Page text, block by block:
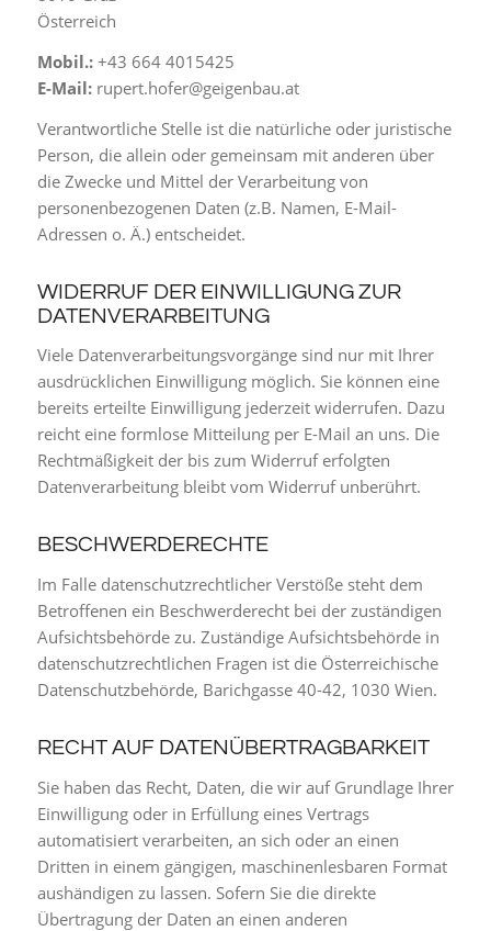
Österreich
Mobil.:+43 664 4015425
E-Mail:rupert.hofer@geigenbau.at
Verantwortliche Stelle ist die natürliche oder juristische
Person, die allein oder gemeinsam mit anderen über
die Zwecke und Mittel der Verarbeitung von
personenbezogenen Daten (z.B. Namen, E-Mail-
Adressen o. Ä.) entscheidet.
WIDERRUF DER EINWILLIGUNG ZUR
DATENVERARBEITUNG
Viele Datenverarbeitungsvorgänge sind nur mit Ihrer
ausdrücklichen Einwilligung möglich. Sie können eine
bereits erteilte Einwilligung jederzeit widerrufen. Dazu
reicht eine formlose Mitteilung per E-Mail an uns. Die
Rechtmäßigkeit der bis zum Widerruf erfolgten
Datenverarbeitung bleibt vom Widerruf unberührt.
BESCHWERDERECHTE
Im Falle datenschutzrechtlicher Verstöße steht dem
Betroffenen ein Beschwerderecht bei der zuständigen
Aufsichtsbehörde zu. Zuständige Aufsichtsbehörde in
datenschutzrechtlichen Fragen ist die Österreichische
Datenschutzbehörde, Barichgasse 40-42, 1030 Wien.
RECHT AUF DATENÜBERTRAGBARKEIT
Sie haben das Recht, Daten, die wir auf Grundlage Ihrer
Einwilligung oder in Erfüllung eines Vertrags
automatisiert verarbeiten, an sich oder an einen
Dritten in einem gängigen, maschinenlesbaren Format
aushändigen zu lassen. Sofern Sie die direkte
Übertragung der Daten an einen anderen